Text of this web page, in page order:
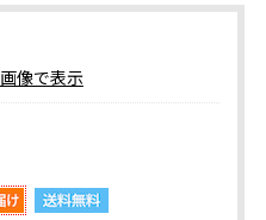
画像で表示